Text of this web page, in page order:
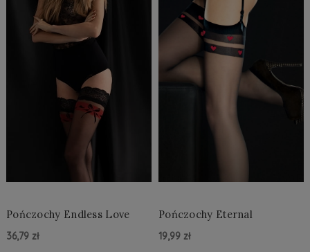
Pończochy Endless Love
36,79 zł
Pończochy Eternal
19,99 zł